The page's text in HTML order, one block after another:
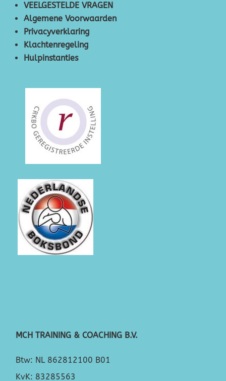
VEELGESTELDE VRAGEN
Algemene Voorwaarden
Privacyverklaring
Klachtenregeling
Hulpinstanties
MCH TRAINING & COACHING B.V.
Btw: NL 862812100 B01
KvK: 83285563